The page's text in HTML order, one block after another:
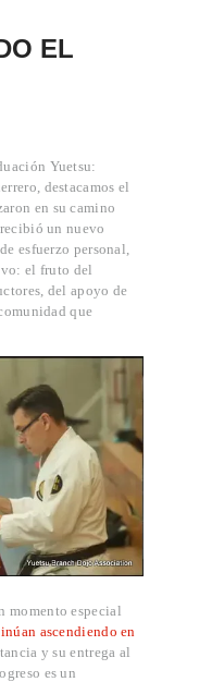
EL
Yuetsu:
destacamos el
en su camino
un nuevo
esfuerzo personal,
el fruto del
del apoyo de
que
momento especial
ascendiendo en
y su entrega al
es un